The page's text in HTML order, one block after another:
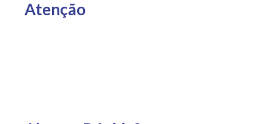
Atenção